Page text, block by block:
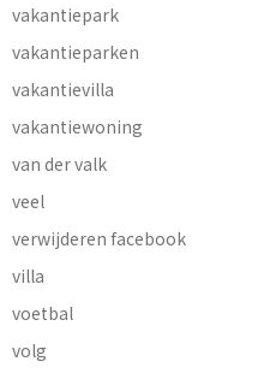
vakantiepark
vakantieparken
vakantievilla
vakantiewoning
van der valk
veel
verwijderen facebook
villa
voetbal
volg